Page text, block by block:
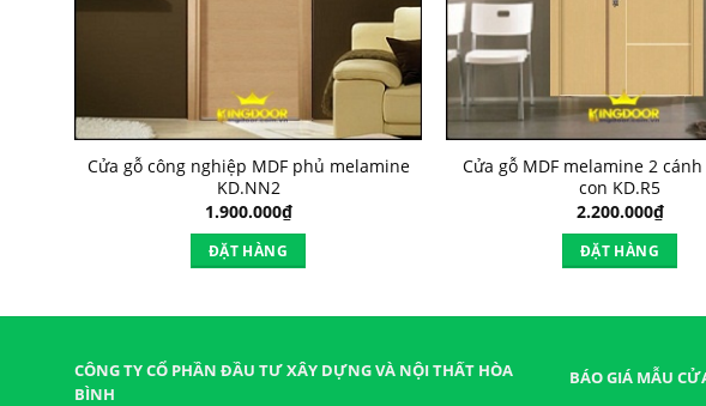
Cửa gỗ công nghiệp MDF phủ melamine
KD.NN2
1.900.000₫
ĐẶT HÀNG
Cửa gỗ MDF melamine 2
con KD.R5
2.200.000₫
ĐẶT HÀNG
CÔNG TY CỔ PHẦN ĐẦU TƯ XÂY DỰNG VÀ NỘI THẤT HÒA
BÌNH
BÁO GIÁ MẪU